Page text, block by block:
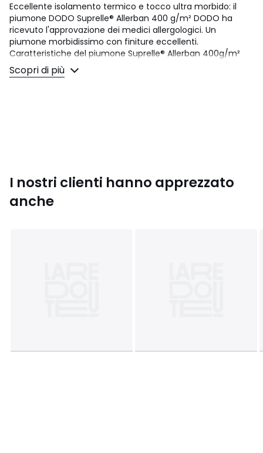
Eccellente isolamento termico e tocco ultra morbido: il
piumone DODO Suprelle® Allerban 400 g/m² DODO ha
ricevuto l'approvazione dei medici allergologici. Un
piumone morbidissimo con finiture eccellenti.
Caratteristiche del piumone Suprelle® Allerban 400g/m²
DODO:
• Imbottitura 100% poliestere Suprelle® Allerban (fibre cave
Consegnato in valigetta per riporlo.
Piumone perfetto per la stanza fredda da 12° a 15°.
Scopri di più
I nostri clienti hanno apprezzato
anche